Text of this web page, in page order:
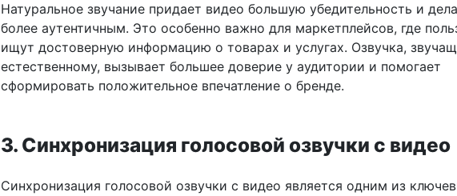
Натуральное звучание придает видео большую убедительность и
более аутентичным. Это особенно важно для маркетплейсов, где
ищут достоверную информацию о товарах и услугах. Озвучка,
естественному, вызывает большее доверие у аудитории и помогает
сформировать положительное впечатление о бренде.
3. Синхронизация голосовой озвучки с видео
Синхронизация голосовой озвучки с видео является одним из